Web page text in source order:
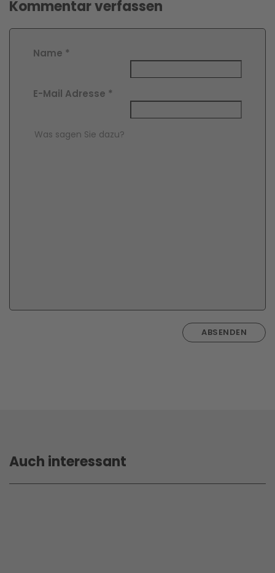
Kommentar verfassen
Name *
E-Mail Adresse *
Comment Text*
ABSENDEN
Auch interessant